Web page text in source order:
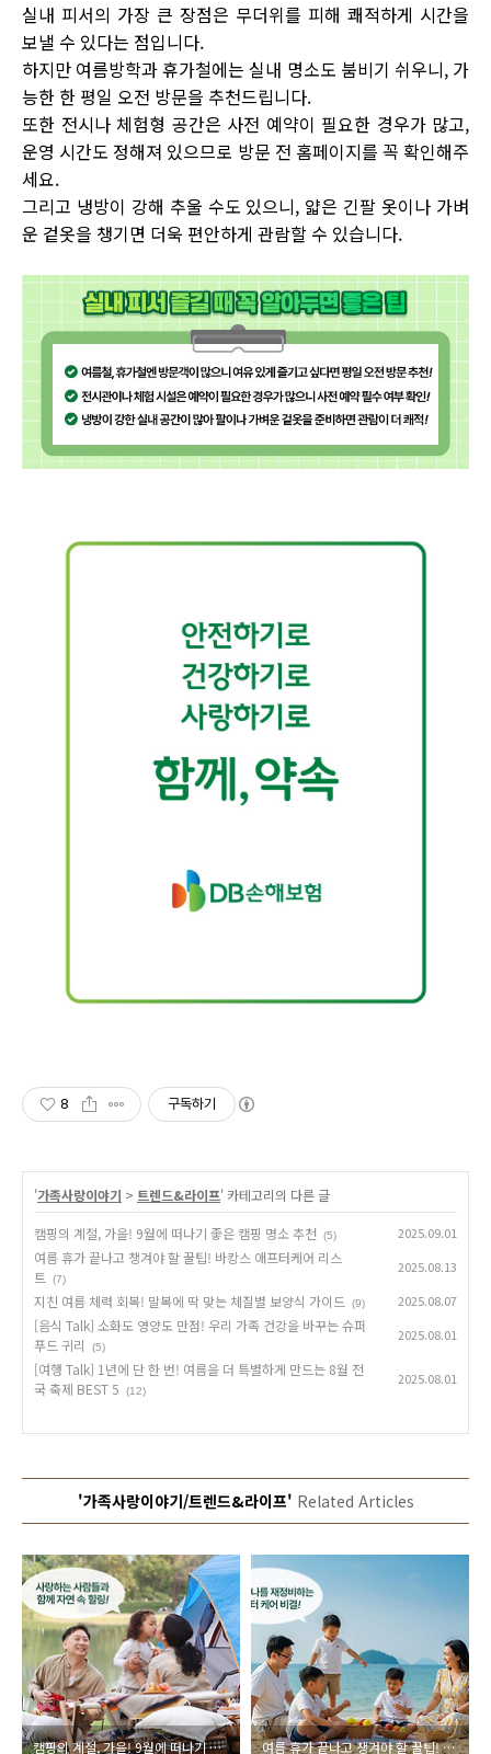
실내 피서의 가장 큰 장점은 무더위를 피해 쾌적하게 시간을
보낼 수 있다는 점입니다.
하지만 여름방학과 휴가철에는 실내 명소도 붐비기 쉬우니, 가
능한 한 평일 오전 방문을 추천드립니다.
또한 전시나 체험형 공간은 사전 예약이 필요한 경우가 많고,
운영 시간도 정해져 있으므로 방문 전 홈페이지를 꼭 확인해주
세요.
그리고 냉방이 강해 추울 수도 있으니, 얇은 긴팔 옷이나 가벼
운 겉옷을 챙기면 더욱 편안하게 관람할 수 있습니다.
8 구독하기
'가족사랑이야기 > 트렌드&라이프' 카테고리의 다른 글
캠핑의 계절, 가을! 9월에 떠나기 좋은 캠핑 명소 추천 (5) 2025.09.01
여름 휴가 끝나고 챙겨야 할 꿀팁! 바캉스 애프터케어 리스
트
(7)
2025.08.13
지친 여름 체력 회복! 말복에 딱 맞는 체질별 보양식 가이드 (9) 2025.08.07
[음식 Talk] 소화도 영양도 만점! 우리 가족 건강을 바꾸는 슈퍼
푸드 귀리
(5)
2025.08.01
[여행 Talk] 1년에 단 한 번! 여름을 더 특별하게 만드는 8월 전
국 축제 BEST 5
(12)
2025.08.01
'가족사랑이야기/트렌드&라이프' Related Articles
캠핑의 계절, 가을! 9월에 떠나기 좋은 캠핑 명소 추천 여름 휴가 끝나고 챙겨야 할 꿀팁! 바캉스 애프터케어 리스트